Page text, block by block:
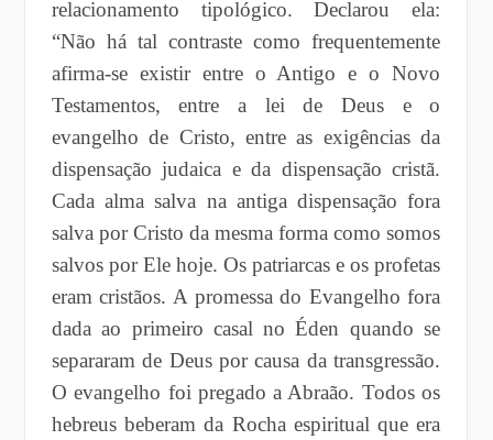
relacionamento tipológico. Declarou ela:
“Não há tal contraste como frequentemente
afirma-se existir entre o Antigo e o Novo
Testamentos, entre a lei de Deus e o
evangelho de Cristo, entre as exigências da
dispensação judaica e da dispensação cristã.
Cada alma salva na antiga dispensação fora
salva por Cristo da mesma forma como somos
salvos por Ele hoje. Os patriarcas e os profetas
eram cristãos. A promessa do Evangelho fora
dada ao primeiro casal no Éden quando se
separaram de Deus por causa da transgressão.
O evangelho foi pregado a Abraão. Todos os
hebreus beberam da Rocha espiritual que era